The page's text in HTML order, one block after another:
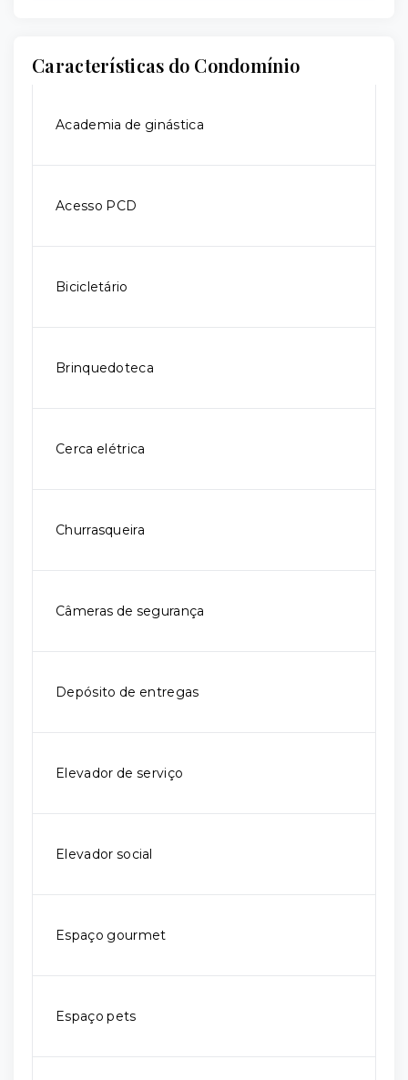
Características do Condomínio
Academia de ginástica
Acesso PCD
Bicicletário
Brinquedoteca
Cerca elétrica
Churrasqueira
Câmeras de segurança
Depósito de entregas
Elevador de serviço
Elevador social
Espaço gourmet
Espaço pets